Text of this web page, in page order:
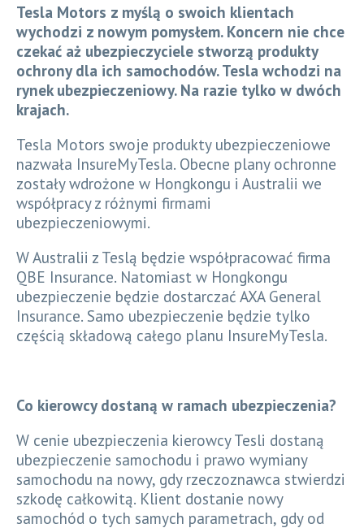
Tesla Motors z myślą o swoich klientach
wychodzi z nowym pomysłem. Koncern nie chce
czekać aż ubezpieczyciele stworzą produkty
ochrony dla ich samochodów. Tesla wchodzi na
rynek ubezpieczeniowy. Na razie tylko w dwóch
krajach.
Tesla Motors swoje produkty ubezpieczeniowe
nazwała InsureMyTesla. Obecne plany ochronne
zostały wdrożone w Hongkongu i Australii we
współpracy z różnymi firmami
ubezpieczeniowymi.
W Australii z Teslą będzie współpracować firma
QBE Insurance. Natomiast w Hongkongu
ubezpieczenie będzie dostarczać AXA General
Insurance. Samo ubezpieczenie będzie tylko
częścią składową całego planu InsureMyTesla.
Co kierowcy dostaną w ramach ubezpieczenia?
W cenie ubezpieczenia kierowcy Tesli dostaną
ubezpieczenie samochodu i prawo wymiany
samochodu na nowy, gdy rzeczoznawca stwierdzi
szkodę całkowitą. Klient dostanie nowy
samochód o tych samych parametrach, gdy od